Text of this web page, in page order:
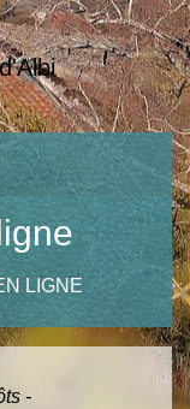
LIGNE
-